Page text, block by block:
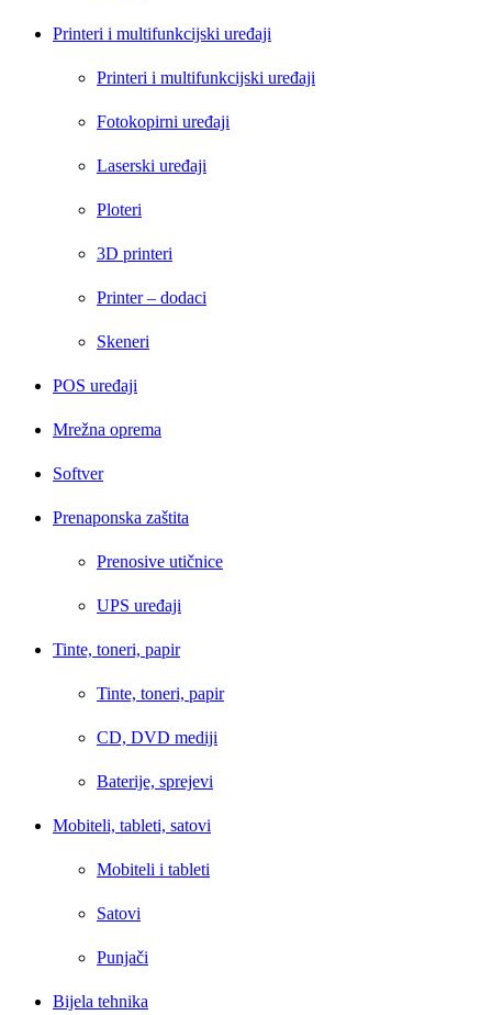
Printeri i multifunkcijski uređaji
Printeri i multifunkcijski uređaji
Fotokopirni uređaji
Laserski uređaji
Ploteri
3D printeri
Printer – dodaci
Skeneri
POS uređaji
Mrežna oprema
Softver
Prenaponska zaštita
Prenosive utičnice
UPS uređaji
Tinte, toneri, papir
Tinte, toneri, papir
CD, DVD mediji
Baterije, sprejevi
Mobiteli, tableti, satovi
Mobiteli i tableti
Satovi
Punjači
Bijela tehnika